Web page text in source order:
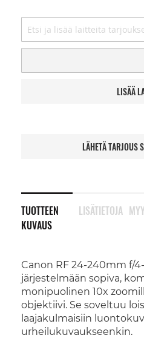
LISÄÄ
LÄHETÄ TARJOUS
TUOTTEEN
KUVAUS
Canon RF 24-240mm f/4-
järjestelmään sopiva,
monipuolinen 10x
objektiivi. Se soveltuu
laajakulmaisiin
urheilukuvaukseenkin.
LISÄTIETOJA